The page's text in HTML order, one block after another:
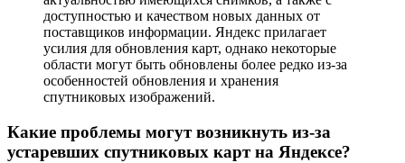
доступностью и качеством новых данных от
поставщиков информации. Яндекс прилагает
усилия для обновления карт, однако некоторые
области могут быть обновлены более редко из-за
особенностей обновления и хранения
спутниковых изображений.
Какие проблемы могут возникнуть из-за
устаревших спутниковых карт на Яндексе?